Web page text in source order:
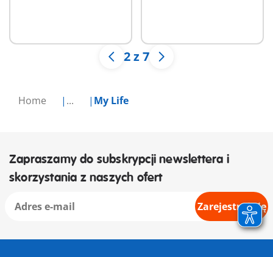
Home ... My Life
2 z 7
Zapraszamy do subskrypcji newslettera i
skorzystania z naszych ofert
Zarejestruj się